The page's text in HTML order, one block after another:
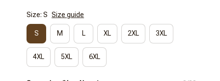
Size: S Size guide
S M L XL 2XL 3XL
4XL 5XL 6XL